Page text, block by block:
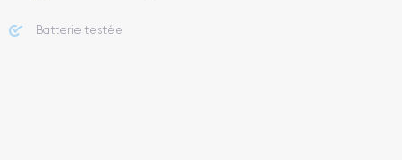
Batterie testée